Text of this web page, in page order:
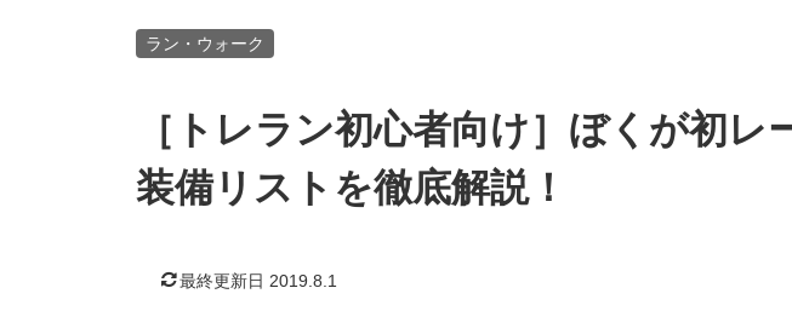
ラン・ウォーク
［トレラン初心者向け］ぼくが初レ
装備リストを徹底解説！
最終更新日 2019.8.1